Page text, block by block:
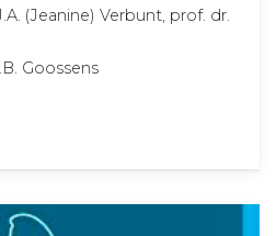
(Jeanine) Verbunt, prof. dr.
Goossens